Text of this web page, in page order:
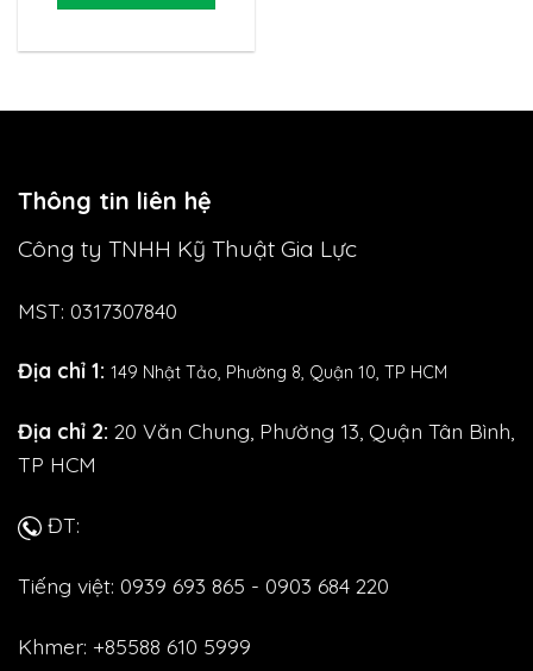
Thông tin liên hệ
Công ty TNHH Kỹ Thuật Gia Lực
MST: 0317307840
Địa chỉ 1: 149 Nhật Tảo, Phường 8, Quận 10, TP HCM
Địa chỉ 2: 20 Văn Chung, Phường 13, Quận Tân Bình,
TP HCM
ĐT:
Tiếng việt: 0939 693 865 - 0903 684 220
Khmer: +85588 610 5999